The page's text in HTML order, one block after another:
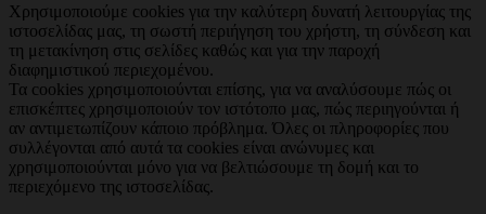
Χρησιμοποιούμε cookies για την καλύτερη δυνατή λειτουργίας της
ιστοσελίδας μας, τη σωστή περιήγηση του χρήστη, τη σύνδεση και
τη μετακίνηση στις σελίδες καθώς και για την παροχή
διαφημιστικού περιεχομένου.
Τα cookies χρησιμοποιούνται επίσης, για να αναλύσουμε πώς οι
επισκέπτες χρησιμοποιούν τον ιστότοπο μας, πώς περιηγούνται ή
αν αντιμετωπίζουν κάποιο πρόβλημα. Όλες οι πληροφορίες που
συλλέγονται από αυτά τα cookies είναι ανώνυμες και
χρησιμοποιούνται μόνο για να βελτιώσουμε τη δομή και το
περιεχόμενο της ιστοσελίδας.